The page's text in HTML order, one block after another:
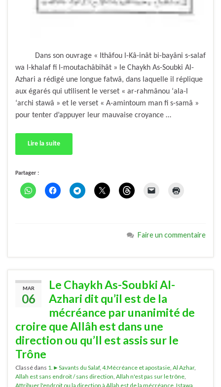
Dans son ouvrage « Ithâfou l-Kâ-inât bi-bayâni s-salaf
wa l-khalaf fi l-moutachâbihât » le Chaykh As-Soubki Al-
Azhari a rédigé une longue fatwâ, dans laquelle il réplique
aux égarés qui utilisent le verset « ar-rahmânou ‘ala-l
‘archi stawâ » et le verset « A-amintoum man fi s-samâ »
pour tenter d’appuyer leur mauvaise croyance …
Lire la suite
Partager :
Faire un commentaire
MAR
06
Le Chaykh As-Soubki Al-
Azhari dit qu’il est de la
mécréance par unanimité de
croire que Allâh est dans une
direction ou qu’Il est assis sur le
Trône
Classé dans 1.►Savants du Salaf, 4.Mécréance et apostasie, Al Azhar,
Allah est sans endroit / sans direction, Allah n'est pas sur le trône,
Attribuer l'endroit ou la direction à Allah est de la mécréance Istawa